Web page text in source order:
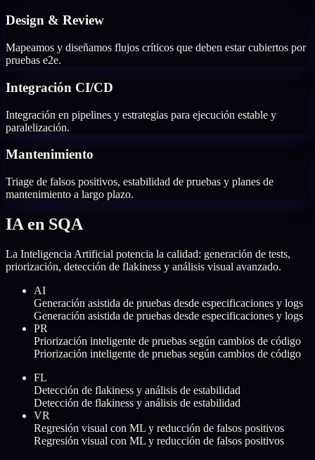
Design & Review
Mapeamos y diseñamos flujos críticos que deben estar cubiertos por
pruebas e2e.
Integración CI/CD
Integración en pipelines y estrategias para ejecución estable y
paralelización.
Mantenimiento
Triage de falsos positivos, estabilidad de pruebas y planes de
mantenimiento a largo plazo.
IA en SQA
La Inteligencia Artificial potencia la calidad: generación de tests,
priorización, detección de flakiness y análisis visual avanzado.
AI
Generación asistida de pruebas desde especificaciones y logs
Generación asistida de pruebas desde especificaciones y logs
PR
Priorización inteligente de pruebas según cambios de código
Priorización inteligente de pruebas según cambios de código
FL
Detección de flakiness y análisis de estabilidad
Detección de flakiness y análisis de estabilidad
VR
Regresión visual con ML y reducción de falsos positivos
Regresión visual con ML y reducción de falsos positivos